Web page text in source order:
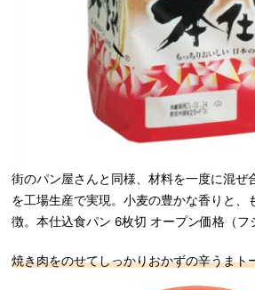
街のパン屋さんと同様、材料を一度に混ぜ
を工場生産で実現。小麦の豊かな香りと、
徴。本仕込食パン 6枚切 オープン価格（フ
焼き肉をのせてしっかりおかずの辛うまト